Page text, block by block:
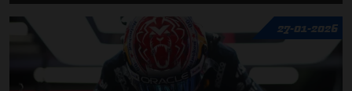
27-01-2026